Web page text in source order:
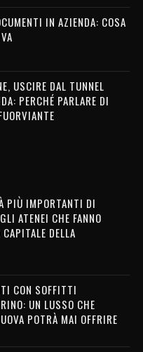
IN AZIENDA: COSA
USCIRE DAL TUNNEL
PERCHÉ PARLARE DI
PIÙ IMPORTANTI DI
ATENEI CHE FANNO
DELLA
CON SOFFITTI
UN LUSSO CHE
POTRÀ MAI OFFRIRE